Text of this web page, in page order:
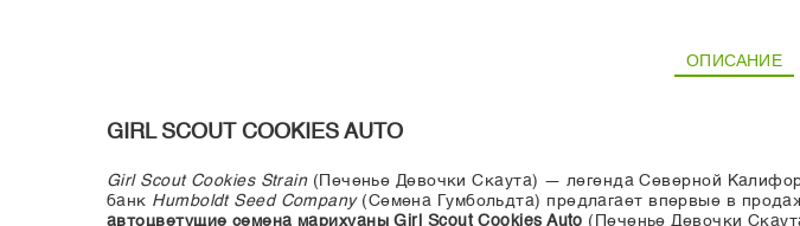
ОПИСАНИЕ
GIRL SCOUT COOKIES AUTO
Girl Scout Cookies Strain(Печенье Девочки Скаута) — легенда Северной
банк Humboldt Seed Company(Семена Гумбольдта) предлагает впервые в
автоцветущие семена марихуаны Girl Scout Cookies Auto (Печенье Девочки